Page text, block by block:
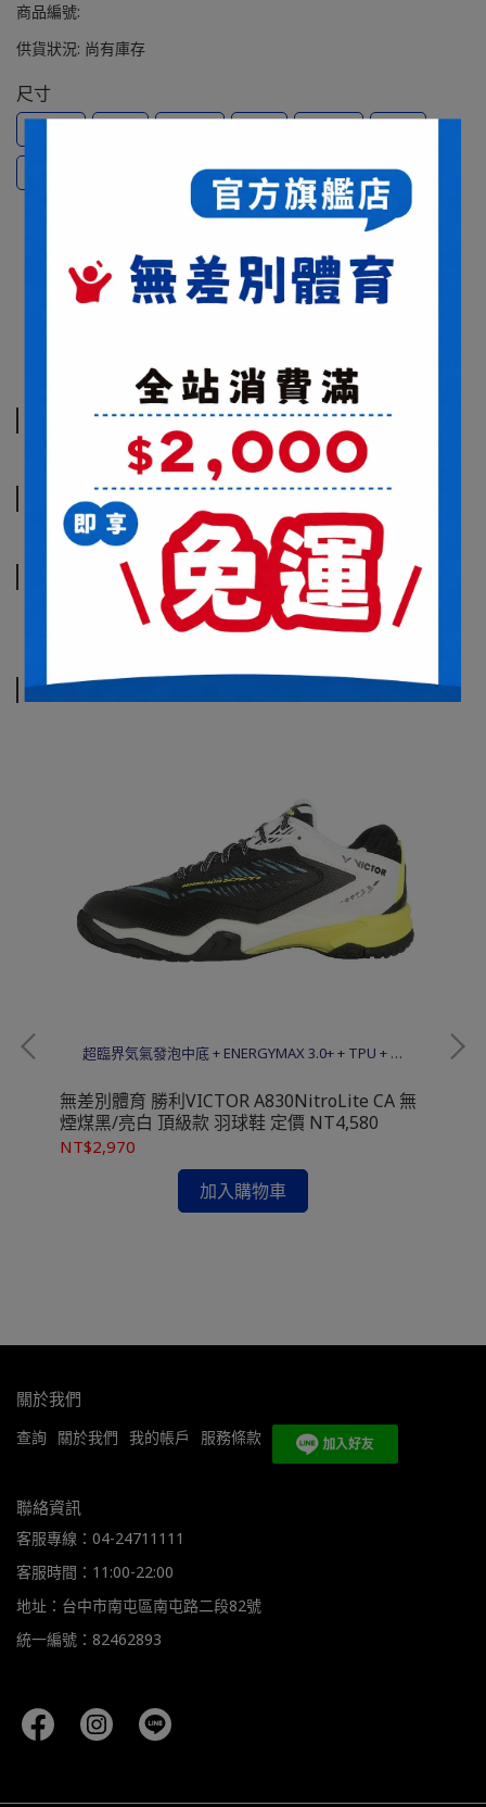
商品編號:
供貨狀況: 尚有庫存
尺寸
商品介紹
規格說明
相關商品
超臨界気氣發泡中底 + ENERGYMAX 3.0+ + TPU + 碳
無差別體育 勝利VICTOR A830NitroLite CA 無
煙煤黑/亮白 頂級款 羽球鞋 定價 NT4,580
NT$2,970
加入購物車
關於我們
查詢 關於我們 我的帳戶 服務條款
聯絡資訊
客服專線：04-24711111
客服時間：11:00-22:00
地址：台中市南屯區南屯路二段82號
統一編號：82462893